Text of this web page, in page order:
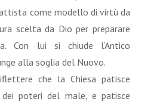
come modello di virtù da
scelta da Dio per preparare
Con lui si chiude l’Antico
alla soglia del Nuovo.
che la Chiesa patisce
poteri del male, e patisce